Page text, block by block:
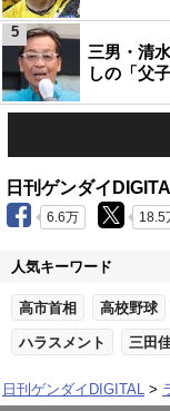
三男・清
しの「父
5
日刊ゲンダイ
6.6万 18.5
人気キーワード
高市首相 高校野球
ハラスメント 三田
日刊ゲンダイDIGITAL